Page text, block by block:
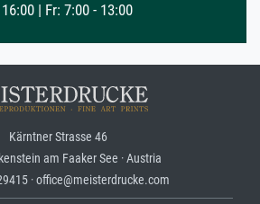
| Fr: 7:00 - 13:00
Kärntner Strasse 46
am Faaker See · Austria
· office@meisterdrucke.com